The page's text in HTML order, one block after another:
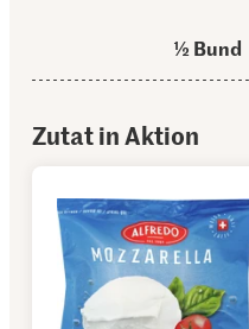
½ Bund
Zutat in Aktion